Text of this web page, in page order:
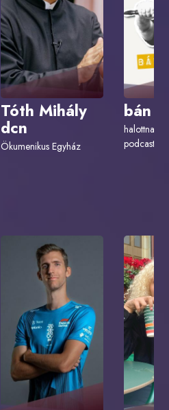
Tóth Mihály
dcn
Ökumenikus Egyház
bán
halottnak
podcast